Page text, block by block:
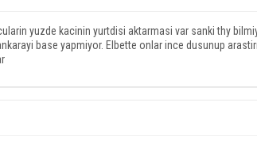
yuzde kacinin yurtdisi aktarmasi var sanki thy
base yapmiyor. Elbette onlar ince dusunup